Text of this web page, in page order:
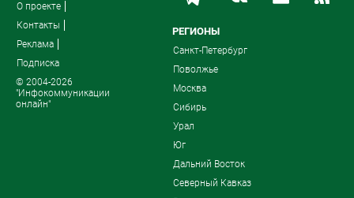
О проекте
Контакты
Реклама
Подписка
© 2004-2026
"Инфокоммуникации
онлайн"
РЕГИОНЫ
Санкт-Петербург
Поволжье
Москва
Сибирь
Урал
Юг
Дальний Восток
Северный Кавказ